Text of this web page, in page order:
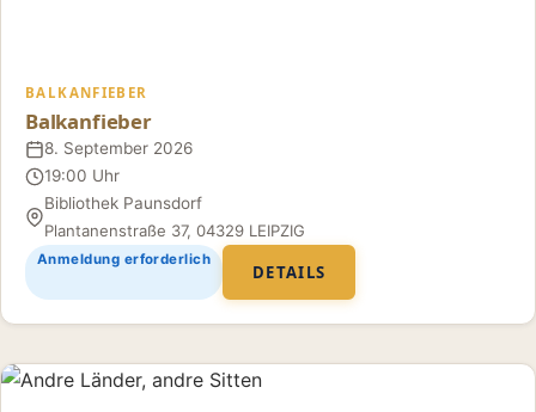
BALKANFIEBER
Balkanfieber
Datum
8. September 2026
Uhrzeit
19:00 Uhr
Ort
Bibliothek Paunsdorf
Plantanenstraße 37, 04329 LEIPZIG
Anmeldung erforderlich
DETAILS